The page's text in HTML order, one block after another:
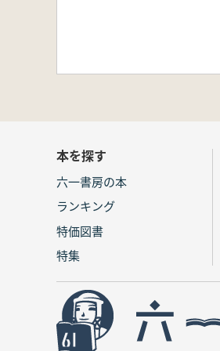
本を探す
六一書房の本
ランキング
特価図書
特集